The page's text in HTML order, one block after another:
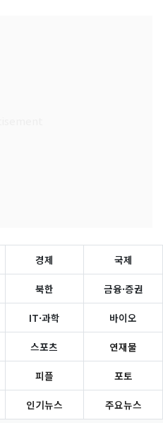
경제 국제
북한 금융·증권
IT·과학 바이오
스포츠 연재물
피플 포토
인기뉴스 주요뉴스